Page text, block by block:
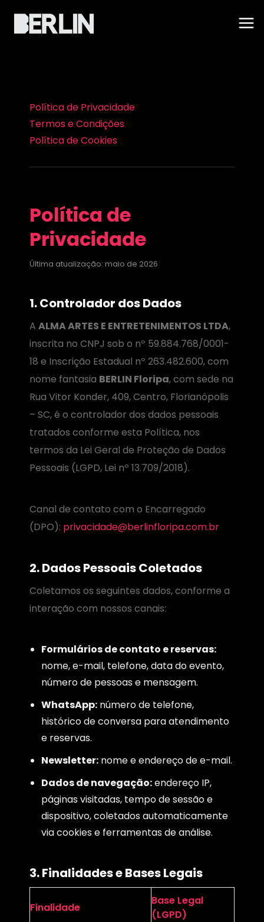
Política de
Política de Privacidade
Termos e Condições
Política de Cookies
Política de
Privacidade
Última atualização: maio de 2026
1. Controlador dos Dados
A ALMA ARTES E ENTRETENIMENTOS LTDA,
inscrita no CNPJ sob o nº 59.884.768/0001-
18 e Inscrição Estadual nº 263.482.600, com
nome fantasia BERLIN Floripa, com sede na
Rua Vitor Konder, 409, Centro, Florianópolis
– SC, é o controlador dos dados pessoais
tratados conforme esta Política, nos
termos da Lei Geral de Proteção de Dados
Pessoais (LGPD, Lei nº 13.709/2018).
Canal de contato com o Encarregado
(DPO): privacidade@berlinfloripa.com.br
2. Dados Pessoais Coletados
Coletamos os seguintes dados, conforme a
interação com nossos canais:
Formulários de contato e reservas:
nome, e-mail, telefone, data do evento,
número de pessoas e mensagem.
WhatsApp: número de telefone,
histórico de conversa para atendimento
e reservas.
Newsletter: nome e endereço de e-mail.
Dados de navegação:endereço IP,
páginas visitadas, tempo de sessão e
dispositivo, coletados automaticamente
via cookies e ferramentas de análise.
3. Finalidades e Bases Legais
Finalidade
Base Legal
(LGPD)